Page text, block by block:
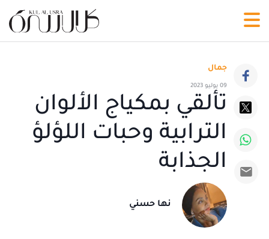
جمال
09 يوليو 2023
تألقي بمكياج الألوان
الترابية وحبات اللؤلؤ
الجذابة
نها حسني